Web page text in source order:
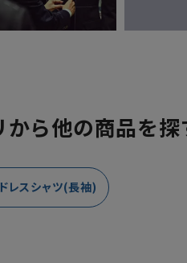
から他の商品を探
レスシャツ(長袖)